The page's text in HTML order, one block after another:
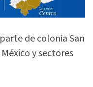
de colonia San
y sectores